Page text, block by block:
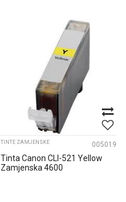
TINTE ZAMJENSKE 005019
Tinta Canon CLI-521 Yellow
Zamjenska 4600